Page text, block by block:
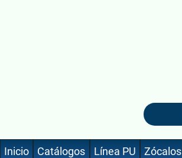
Inicio Catálogos Línea PU Zócalos